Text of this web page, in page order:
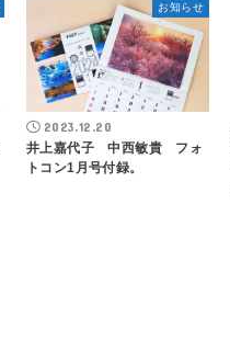
お知らせ
2023.12.20
井上嘉代子 中西敏貴 フォ
トコン1月号付録。